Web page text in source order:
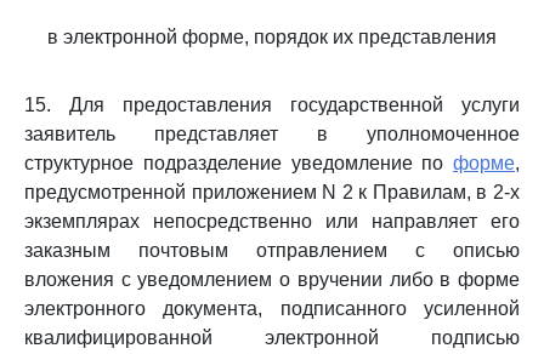
в электронной форме, порядок их представления
15. Для предоставления государственной услуги
заявитель представляет в уполномоченное
структурное подразделение уведомление по форме,
предусмотренной приложением N 2 к Правилам, в 2-х
экземплярах непосредственно или направляет его
заказным почтовым отправлением с описью
вложения с уведомлением о вручении либо в форме
электронного документа, подписанного усиленной
квалифицированной электронной подписью